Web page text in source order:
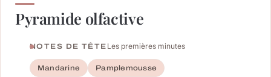
Pyramide olfactive
NOTES DE TÊTE Les premières minutes
Mandarine Pamplemousse